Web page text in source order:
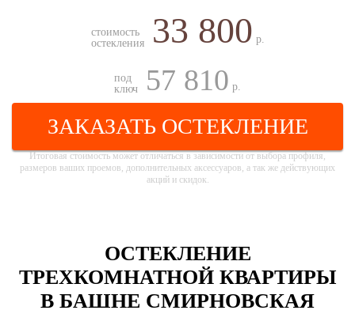
стоимость
остекления
33 800 р.
под
ключ
57 810 р.
ЗАКАЗАТЬ ОСТЕКЛЕНИЕ
Итоговая стоимость может отличаться в зависимости от выбора профиля,
размеров ваших проемов, дополнительных аксессуаров, а так же действующих
акций и скидок.
ОСТЕКЛЕНИЕ
ТРЕХКОМНАТНОЙ КВАРТИРЫ
В БАШНЕ СМИРНОВСКАЯ